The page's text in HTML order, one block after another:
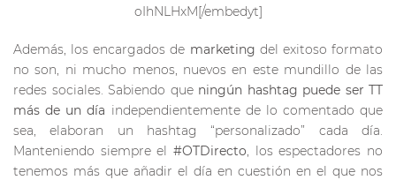
oIhNLHxM[/embedyt]
Además, los encargados de marketing del exitoso formato
no son, ni mucho menos, nuevos en este mundillo de las
redes sociales. Sabiendo que ningún hashtag puede ser TT
más de un día independientemente de lo comentado que
sea, elaboran un hashtag “personalizado” cada día.
Manteniendo siempre el #OTDirecto, los espectadores no
tenemos más que añadir el día en cuestión en el que nos